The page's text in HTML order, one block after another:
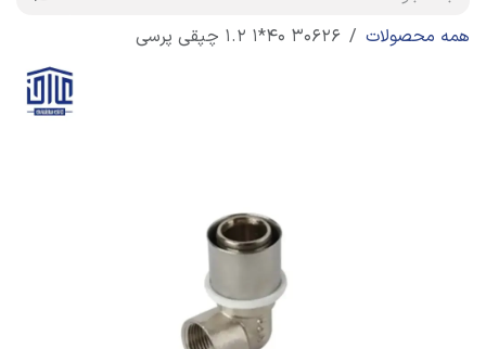
همه محصولات 30626 40*1 1.2 چپقی پرسی